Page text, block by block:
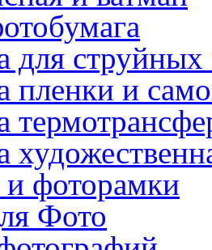
для cтруйных
пленки и
фоторамки
Фото